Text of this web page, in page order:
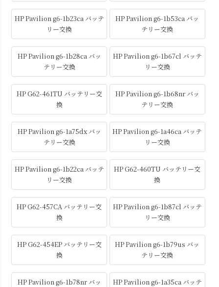
HP Pavilion g6-1b23ca バッテ
リー交換
HP Pavilion g6-1b53ca バッ
テリー交換
HP Pavilion g6-1b28ca バッ
テリー交換
HP Pavilion g6-1b67cl バッテ
リー交換
HP G62-461TU バッテリー交
換
HP Pavilion g6-1b68nr バッ
テリー交換
HP Pavilion g6-1a75dx バッ
テリー交換
HP Pavilion g6-1a46ca バッテ
リー交換
HP Pavilion g6-1b22ca バッテ
リー交換
HP G62-460TU バッテリー交
換
HP G62-457CA バッテリー交
換
HP Pavilion g6-1b87cl バッテ
リー交換
HP G62-454EP バッテリー交
換
HP Pavilion g6-1b79us バッ
テリー交換
HP Pavilion g6-1b78nr バッ
HP Pavilion g6-1a35ca バッテ